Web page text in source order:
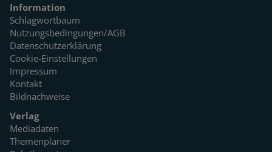
Information
Schlagwortbaum
Nutzungsbedingungen/AGB
Datenschutzerklärung
Cookie-Einstellungen
Impressum
Kontakt
Bildnachweise
Verlag
Mediadaten
Themenplaner